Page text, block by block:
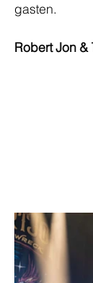
gasten.
Robert Jon &